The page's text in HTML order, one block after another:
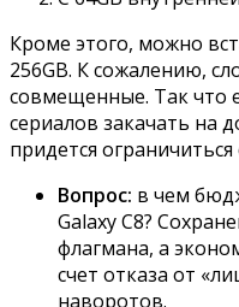
Кроме этого, можно
256GB. К сожалению,
совмещенные. Так что
сериалов закачать на
придется
Вопрос: в чем
Galaxy C8?
флагмана, а
счет отказа от
наворотов.